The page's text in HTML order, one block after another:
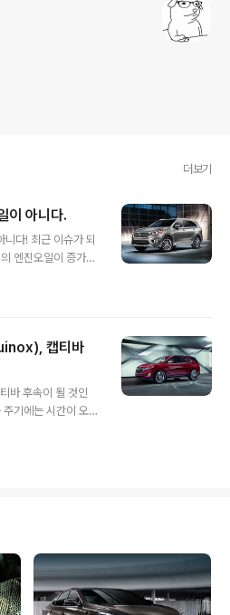
더보기
이 아니다.
다! 최근 이슈가 되
엔진오일이 증가한
진오일 스틱이 최대
아닌가 이야기가
증가의 문제는 쏘렌
피, 쏘렌토는 2.0 디
기 위한 R 엔진을
렌토의 엔진오일 증
들어 동호회를 중심
캡티바
바 후속이 될 것인
기에는 시간이 오래
속모델로 국내에 출
다보니, 새로은 세
걸리는 편이다. 그
완전히 새로워졌
과 3가지 파워트레인
쪽 C 필러를 보게 되